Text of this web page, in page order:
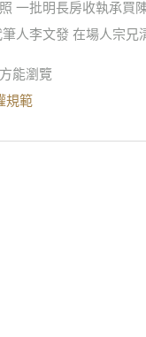
一批明長房收執承買
人李文發 在場人宗
能瀏覽
規範